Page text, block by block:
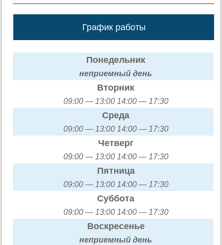
График работы
Понедельник
неприемный день
Вторник
09:00 — 13:00 14:00 — 17:30
Среда
09:00 — 13:00 14:00 — 17:30
Четверг
09:00 — 13:00 14:00 — 17:30
Пятница
09:00 — 13:00 14:00 — 17:30
Суббота
09:00 — 13:00 14:00 — 17:30
Воскресенье
неприемный день